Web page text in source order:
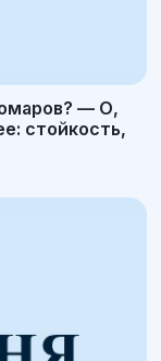
— О,
стойкость,